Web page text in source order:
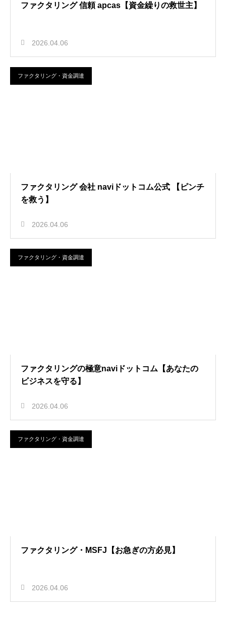
ファクタリング 信頼 apcas【資金繰りの救世主】
2026.04.06
ファクタリング・資金調達
ファクタリング 会社 naviドットコム公式 【ピンチ
を救う】
2026.04.06
ファクタリング・資金調達
ファクタリングの極意naviドットコム【あなたの
ビジネスを守る】
2026.04.06
ファクタリング・資金調達
ファクタリング・MSFJ【お急ぎの方必見】
2026.04.06